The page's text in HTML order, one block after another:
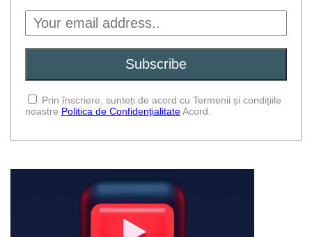
Prin înscriere, sunteți de acord cu Termenii și condițiile
noastre Politica de ConfidențialitateAcord.